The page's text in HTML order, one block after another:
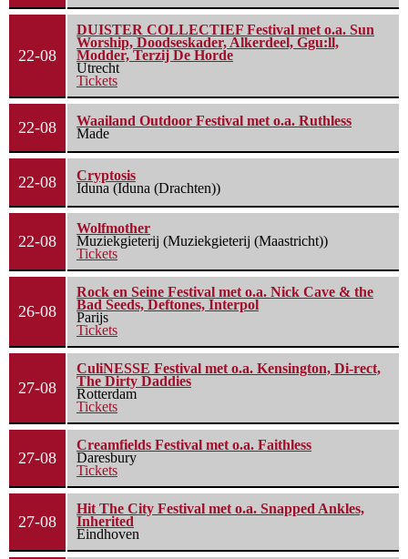
22-08
DUISTER COLLECTIEF Festival met o.a. Sun
Worship, Doodseskader, Alkerdeel, Ggu:ll,
Modder, Terzij De Horde
Utrecht
Tickets
22-08
Waailand Outdoor Festival met o.a. Ruthless
Made
22-08
Cryptosis
Iduna (Iduna (Drachten))
22-08
Wolfmother
Muziekgieterij (Muziekgieterij (Maastricht))
Tickets
26-08
Rock en Seine Festival met o.a. Nick Cave & the
Bad Seeds, Deftones, Interpol
Parijs
Tickets
27-08
CuliNESSE Festival met o.a. Kensington, Di-rect,
The Dirty Daddies
Rotterdam
Tickets
27-08
Creamfields Festival met o.a. Faithless
Daresbury
Tickets
27-08
Hit The City Festival met o.a. Snapped Ankles,
Inherited
Eindhoven